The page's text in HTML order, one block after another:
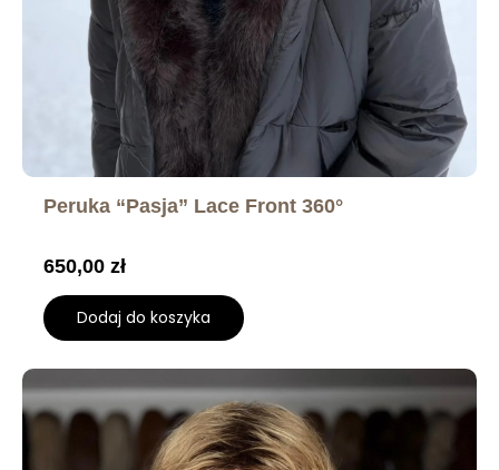
Peruka “Pasja” Lace Front 360°
650,00zł
Dodaj do koszyka